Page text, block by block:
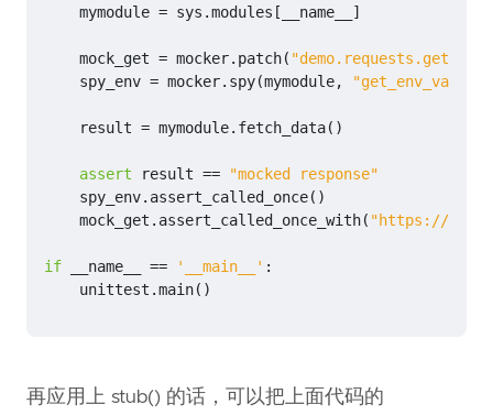
mymodule = sys .modules [ __name__ ]
mock_get = mocker. patch( "demo.requests.get"
spy_env = mocker. spy(mymodule, "get_env_value"
result = mymodule. fetch_data()
assert result ==
"mocked response"
spy_env. assert_called_once()
mock_get . assert_called_once_with( "https://
if __name__ == '__main__' :
unittest .main()
再应用上 stub() 的话，可以把上面代码的